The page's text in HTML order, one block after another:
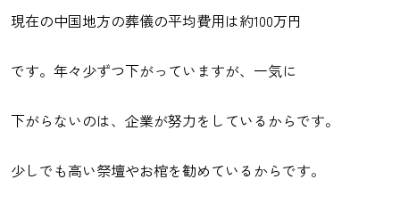
現在の中国地方の葬儀の平均費用は約100万円
です。年々少ずつ下がっていますが、一気に
下がらないのは、企業が努力をしているからです。
少しでも高い祭壇やお棺を勧めているからです。